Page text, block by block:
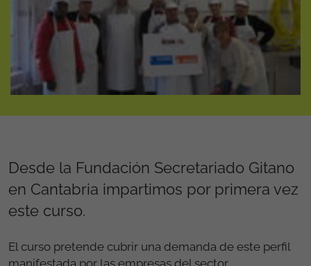
Desde la Fundación Secretariado Gitano
en Cantabria impartimos por primera vez
este curso.
El curso pretende cubrir una demanda de este perfil